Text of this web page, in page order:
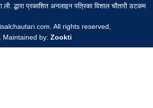
द्धारा प्रकाशित अनलाइन पत्रिका विशाल चौतारी डटकम
All rights reserved,
Maintained by: Zookti